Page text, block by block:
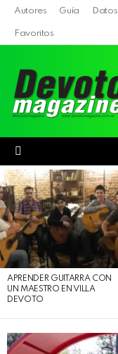
Autores Guía Datos
Favoritos
LATEST
STORIES
APRENDER GUITARRA CON
UN MAESTRO EN VILLA
DEVOTO